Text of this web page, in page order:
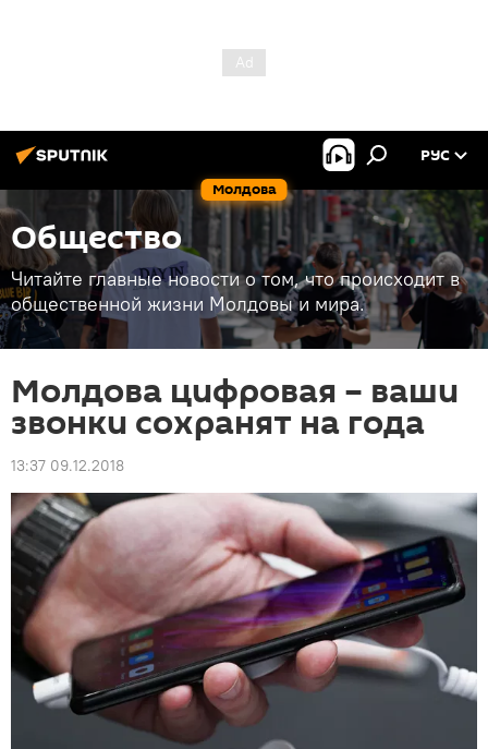
Молдова
РУС
Общество
Читайте главные новости о том, что происходит в
общественной жизни Молдовы и мира.
Молдова цифровая – ваши
звонки сохранят на года
13:37 09.12.2018